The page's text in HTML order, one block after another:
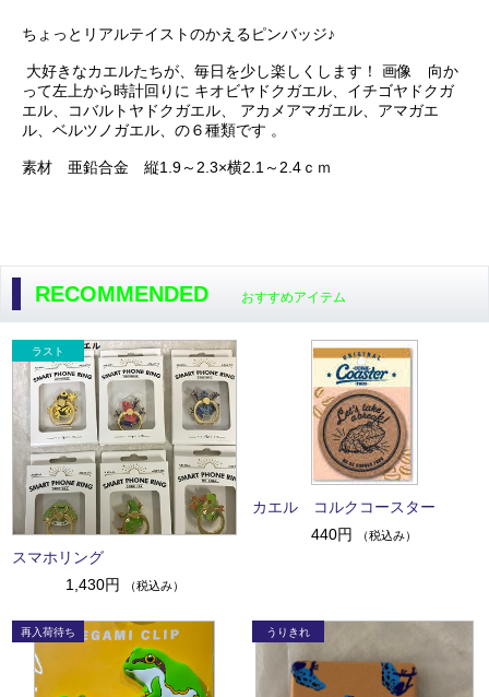
ちょっとリアルテイストのかえるピンバッジ♪
大好きなカエルたちが、毎日を少し楽しくします！ 画像 向か
って左上から時計回りに キオビヤドクガエル、イチゴヤドクガ
エル、コバルトヤドクガエル、 アカメアマガエル、アマガエ
ル、ベルツノガエル、の６種類です 。
素材 亜鉛合金 縦1.9～2.3×横2.1～2.4ｃｍ
RECOMMENDED おすすめアイテム
スマホリング
1,430円
（税込み）
カエル コルクコースター
440円
（税込み）